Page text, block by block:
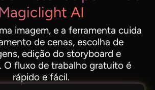
AI
imagem, e a ferramenta cuida
de cenas, escolha de
edição do storyboard e
O fluxo de trabalho gratuito é
rápido e fácil.